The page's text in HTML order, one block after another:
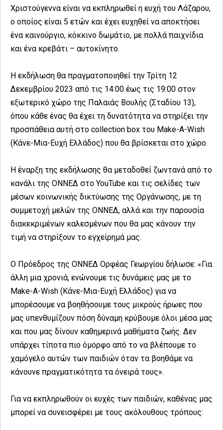
Χριστούγεννα είναι να εκπληρωθεί η ευχή του Λάζαρου,
ο οποίος είναι 5 ετών και έχει ευχηθεί να αποκτήσει
ένα καινούργιο, κόκκινο δωμάτιο, με πολλά παιχνίδια
και ένα κρεβάτι – αυτοκίνητο.
Η εκδήλωση θα πραγματοποιηθεί την Τρίτη 12
Δεκεμβρίου 2023 από τις 14:00 έως τις 19:00 στον
εξωτερικό χώρο της Παλαιάς Βουλής (Σταδίου 13),
όπου κάθε ένας θα έχει τη δυνατότητα να στηρίξει την
προσπάθεια αυτή στο collection box του Make-A-Wish
(Κάνε-Μια-Ευχή Ελλάδος) που θα βρίσκεται στο χώρο.
Η έναρξη της εκδήλωσης θα μεταδοθεί ζωντανά από το
κανάλι της ΟΝΝΕΔ στο YouTube και τις σελίδες των
μέσων κοινωνικής δικτύωσης της Οργάνωσης, με τη
συμμετοχή μελών της ΟΝΝΕΔ, αλλά και την παρουσία
διακεκριμένων καλεσμένων που θα μας κάνουν την
τιμή να στηρίξουν το εγχείρημά μας.
Ο Πρόεδρος της ΟΝΝΕΔ Ορφέας Γεωργίου δήλωσε: «Για
άλλη μια χρονιά, ενώνουμε τις δυνάμεις μας με το
Make-A-Wish (Κάνε-Μια-Ευχή Ελλάδος) για να
μπορέσουμε να βοηθήσουμε τους μικρούς ήρωες που
μας υπενθυμίζουν πόση δύναμη κρύβουμε όλοι μέσα μας
και που μας δίνουν καθημερινά μαθήματα ζωής. Δεν
υπάρχει τίποτα πιο όμορφο από το να βλέπουμε το
χαμόγελο αυτών των παιδιών όταν τα βοηθάμε να
κάνουνε πραγματικότητα τα όνειρά τους».
Για να εκπληρωθούν οι ευχές των παιδιών, καθένας μας
μπορεί να συνεισφέρει με τους ακόλουθους τρόπους: